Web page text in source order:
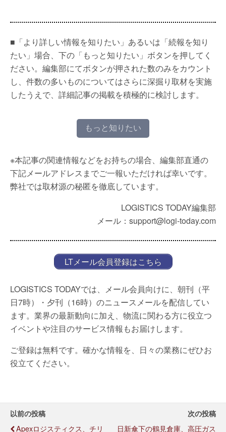
■「より詳しい情報を知りたい」あるいは「続報を知り
たい」場合、下の「もっと知りたい」ボタンを押してく
ださい。編集部にてボタンが押された数のみをカウント
し、件数の多いものについてはさらに深掘り取材を実施
したうえで、詳細記事の掲載を積極的に検討します。
もっと知りたい
※本記事の関連情報などをお持ちの場合、編集部直通の
下記メールアドレスまでご一報いただければ幸いです。
弊社では取材源の秘匿を徹底しています。
LOGISTICS TODAY編集部
メール：support@logi-today.com
LTメール会員登録はこちら
LOGISTICS TODAYでは、メール会員向けに、朝刊（平
日7時）・夕刊（16時）のニュースメールを配信してい
ます。業界の最新動向に加え、物流に関わる方に役立つ
イベントや注目のサービス情報もお届けします。
ご登録は無料です。確かな情報を、日々の業務にぜひお
役立てください。
以前の投稿
Apexロジスティクス、チリ
次の投稿
日新傘下の鶴見倉庫、高圧ガス